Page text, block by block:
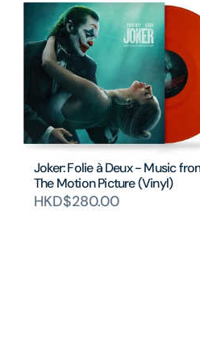
Joker: Folie à Deux - Music
The Motion Picture (Vinyl)
HKD$280.00